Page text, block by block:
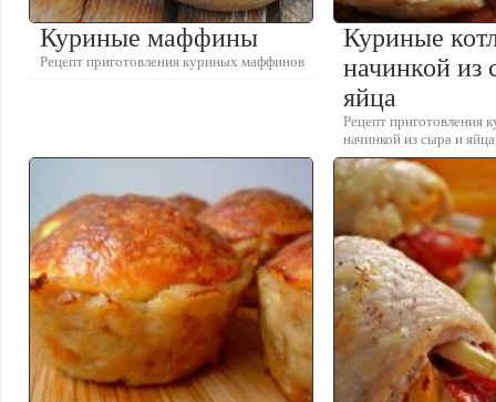
Куриные маффины
Рецепт приготовления куриных маффинов
Куриные
начинкой из
яйца
Рецепт приготовления
начинкой из сыра и яйца